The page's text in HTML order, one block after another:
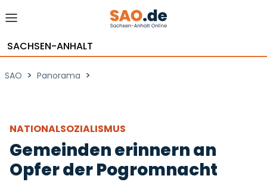
SACHSEN-ANHALT
SAO > Panorama >
NATIONALSOZIALISMUS
Gemeinden erinnern an
Opfer der Pogromnacht